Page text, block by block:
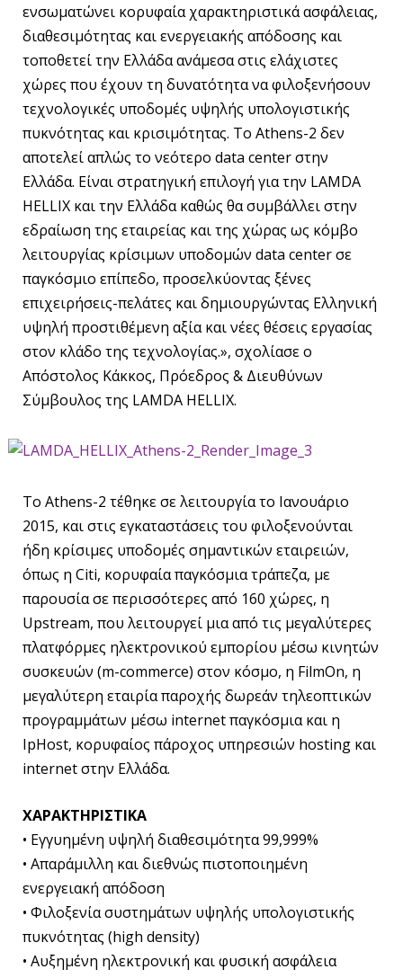
ενσωματώνει κορυφαία χαρακτηριστικά ασφάλειας,
διαθεσιμότητας και ενεργειακής απόδοσης και
τοποθετεί την Ελλάδα ανάμεσα στις ελάχιστες
χώρες που έχουν τη δυνατότητα να φιλοξενήσουν
τεχνολογικές υποδομές υψηλής υπολογιστικής
πυκνότητας και κρισιμότητας. Το Athens-2 δεν
αποτελεί απλώς το νεότερο data center στην
Ελλάδα. Είναι στρατηγική επιλογή για την LAMDA
HELLIX και την Ελλάδα καθώς θα συμβάλλει στην
εδραίωση της εταιρείας και της χώρας ως κόμβο
λειτουργίας κρίσιμων υποδομών data center σε
παγκόσμιο επίπεδο, προσελκύοντας ξένες
επιχειρήσεις-πελάτες και δημιουργώντας Ελληνική
υψηλή προστιθέμενη αξία και νέες θέσεις εργασίας
στον κλάδο της τεχνολογίας.», σχολίασε ο
Απόστολος Κάκκος, Πρόεδρος & Διευθύνων
Σύμβουλος της LAMDA HELLIX.
Το Athens-2 τέθηκε σε λειτουργία το Ιανουάριο
2015, και στις εγκαταστάσεις του φιλοξενούνται
ήδη κρίσιμες υποδομές σημαντικών εταιρειών,
όπως η Citi, κορυφαία παγκόσμια τράπεζα, με
παρουσία σε περισσότερες από 160 χώρες, η
Upstream, που λειτουργεί μια από τις μεγαλύτερες
πλατφόρμες ηλεκτρονικού εμπορίου μέσω κινητών
συσκευών (m-commerce) στον κόσμο, η FilmOn, η
μεγαλύτερη εταιρία παροχής δωρεάν τηλεοπτικών
προγραμμάτων μέσω internet παγκόσμια και η
IpHost, κορυφαίος πάροχος υπηρεσιών hosting και
internet στην Ελλάδα.
ΧΑΡΑΚΤΗΡΙΣΤΙΚΑ
• Εγγυημένη υψηλή διαθεσιμότητα 99,999%
• Απαράμιλλη και διεθνώς πιστοποιημένη
ενεργειακή απόδοση
• Φιλοξενία συστημάτων υψηλής υπολογιστικής
πυκνότητας (high density)
• Αυξημένη ηλεκτρονική και φυσική ασφάλεια